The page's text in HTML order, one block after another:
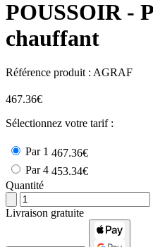
POUSSOIR -
chauffant
Référence produit : AGRAF
467.36€
Sélectionnez votre tarif :
Par 1 467.36€
Par 4 453.34€
Quantité
Livraison gratuite